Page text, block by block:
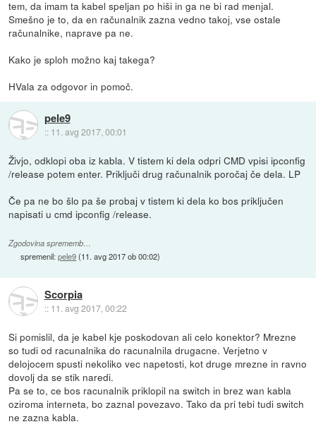
tem, da imam ta kabel speljan po hiši in ga ne bi rad menjal.
Smešno je to, da en računalnik zazna vedno takoj, vse ostale
računalnike, naprave pa ne.
Kako je sploh možno kaj takega?
HVala za odgovor in pomoč.
pele9
:: 11. avg 2017, 00:01
Živjo, odklopi oba iz kabla. V tistem ki dela odpri CMD vpisi ipconfig
/release potem enter. Priključi drug računalnik poročaj če dela. LP
Če pa ne bo šlo pa še probaj v tistem ki dela ko bos priključen
napisati u cmd ipconfig /release.
Zgodovina sprememb…
spremenil:pele9(11. avg 2017 ob 00:02)
Scorpia
:: 11. avg 2017, 00:22
Si pomislil, da je kabel kje poskodovan ali celo konektor? Mrezne
so tudi od racunalnika do racunalnila drugacne. Verjetno v
delojocem spusti nekoliko vec napetosti, kot druge mrezne in ravno
dovolj da se stik naredi.
Pa se to, ce bos racunalnik priklopil na switch in brez wan kabla
oziroma interneta, bo zaznal povezavo. Tako da pri tebi tudi switch
ne zazna kabla.